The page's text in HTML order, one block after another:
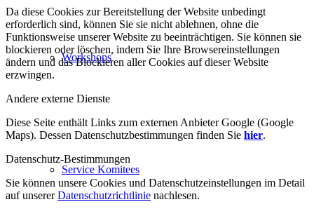
Workshops
Service Komitees
Da diese Cookies zur Bereitstellung der Website unbedingt
erforderlich sind, können Sie sie nicht ablehnen, ohne die
Funktionsweise unserer Website zu beeinträchtigen. Sie können sie
blockieren oder löschen, indem Sie Ihre Browsereinstellungen
ändern und das Blockieren aller Cookies auf dieser Website
erzwingen.
Andere externe Dienste
Diese Seite enthält Links zum externen Anbieter Google (Google
Maps). Dessen Datenschutzbestimmungen finden Sie hier.
Datenschutz-Bestimmungen
Sie können unsere Cookies und Datenschutzeinstellungen im Detail
auf unsererDatenschutzrichtlinie nachlesen.